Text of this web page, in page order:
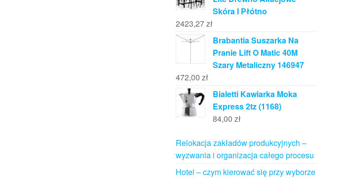
Skóra I Płótno
2423,27zł
Brabantia Suszarka Na
Pranie Lift O Matic 40M
Szary Metaliczny 146947
472,00 zł
Bialetti Kawiarka Moka
Express 2tz (1168)
84,00 zł
Relokacja zakładów produkcyjnych –
wyzwania i organizacja całego procesu
Hotel – czym kierować się przy wyborze